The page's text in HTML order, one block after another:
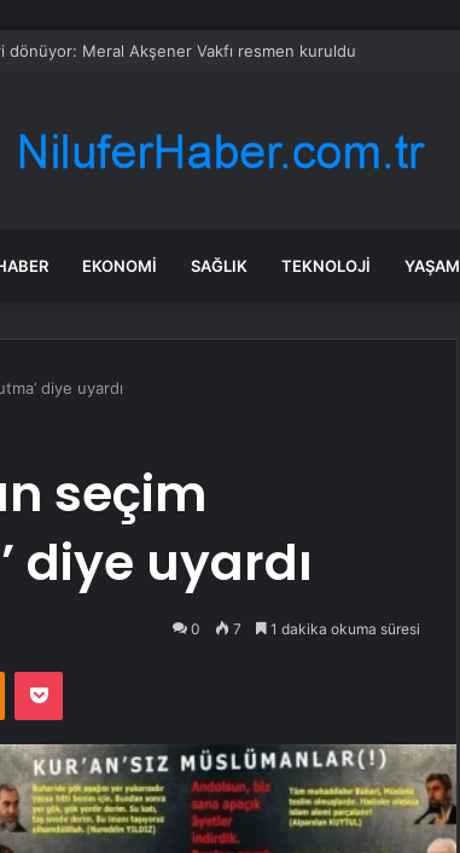
hisseleri neden düşüyor?
EKONOMI SAĞLIK TEKNOLOJI YAŞAM
diye uyardı
seçim
diye uyardı
0 7 1 dakika okuma süresi
Odnoklassniki
Pocket